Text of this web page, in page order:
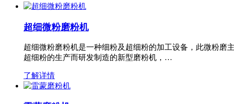
超细微粉磨粉机
超细微粉磨粉机是一种细粉及超细粉的加工设备，此微粉磨
超细粉的生产而研发制造的新型磨粉机，…
了解详情